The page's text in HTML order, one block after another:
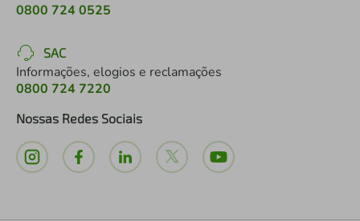
0800 724 0525
SAC
Informações, elogios e reclamações
0800 724 7220
Nossas Redes Sociais